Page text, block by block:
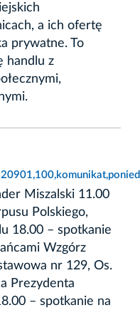
a ich ofertę
prywatne. To
handlu z
Miszalski 11.00
Polskiego,
18.00 – spotkanie
Wzgórz
nr 129, Os.
Prezydenta
– spotkanie na